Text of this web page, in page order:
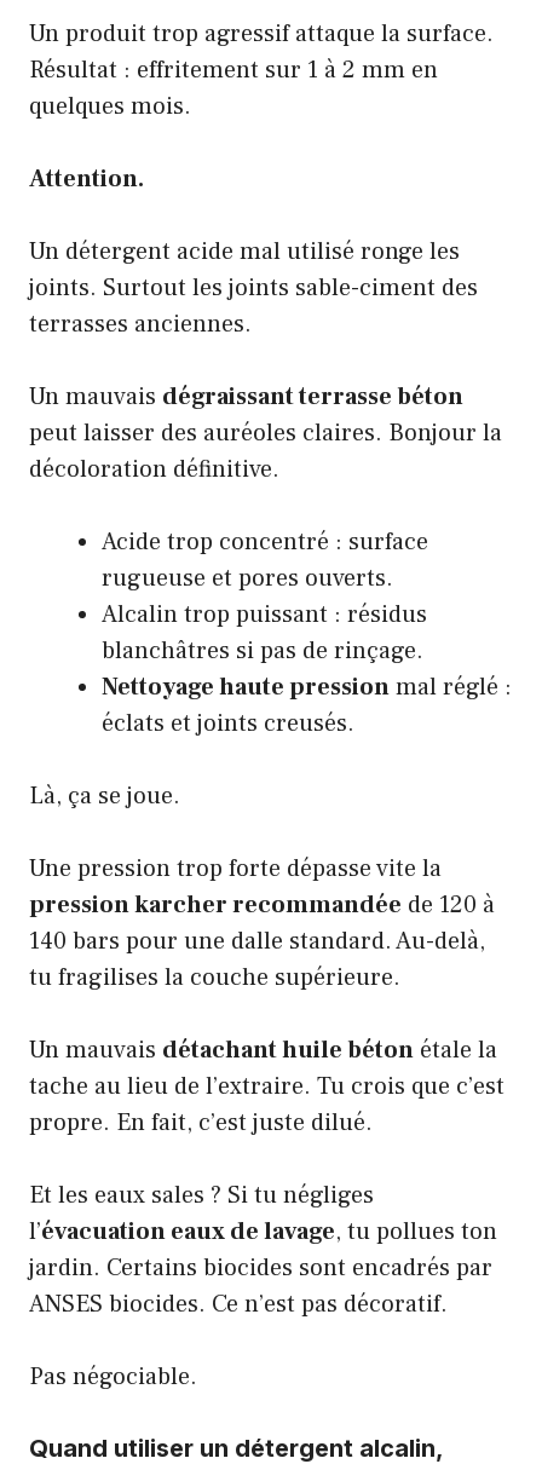
Un produit trop agressif attaque la surface.
Résultat : effritement sur 1 à 2 mm en
quelques mois.
Attention.
Un détergent acide mal utilisé ronge les
joints. Surtout les joints sable-ciment des
terrasses anciennes.
Un mauvais dégraissant terrasse béton
peut laisser des auréoles claires. Bonjour la
décoloration définitive.
Acide trop concentré : surface
rugueuse et pores ouverts.
Alcalin trop puissant : résidus
blanchâtres si pas de rinçage.
Nettoyage haute pressionmal réglé :
éclats et joints creusés.
Là, ça se joue.
Une pression trop forte dépasse vite la
pression karcher recommandée de 120 à
140 bars pour une dalle standard. Au-delà,
tu fragilises la couche supérieure.
Un mauvais détachant huile béton étale la
tache au lieu de l’extraire. Tu crois que c’est
propre. En fait, c’est juste dilué.
Et les eaux sales ? Si tu négliges
l’évacuation eaux de lavage, tu pollues ton
jardin. Certains biocides sont encadrés par
ANSES biocides. Ce n’est pas décoratif.
Pas négociable.
Quand utiliser un détergent alcalin,